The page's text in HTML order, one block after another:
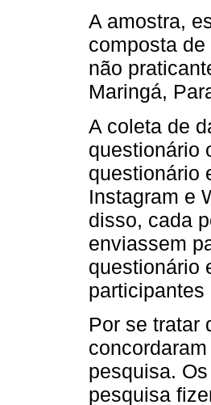
A amostra,
composta
não
Maringá,
A coleta de
questionário
questionário
Instagram e
disso, cada
enviassem
questionário
Por se tratar
pesquisa.
pesquisa